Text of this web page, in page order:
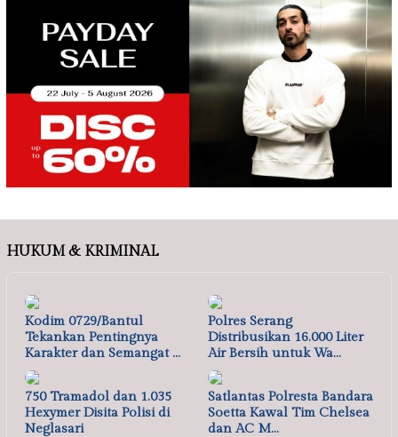
HUKUM & KRIMINAL
Kodim 0729/Bantul
Tekankan Pentingnya
Karakter dan Semangat …
Polres Serang
Distribusikan 16.000 Liter
Air Bersih untuk Wa…
750 Tramadol dan 1.035
Hexymer Disita Polisi di
Neglasari
Satlantas Polresta Bandara
Soetta Kawal Tim Chelsea
dan AC M…